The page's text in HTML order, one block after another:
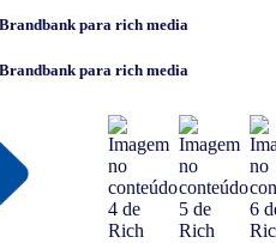
para rich media
para rich media